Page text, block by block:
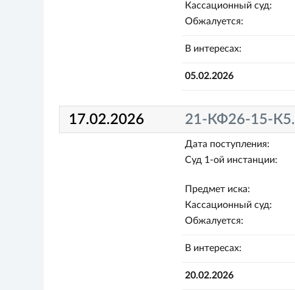
Кассационный суд:
Обжалуется:
В интересах:
05.02.2026
17.02.2026 21-КФ26-15-К5.
Дата поступления:
Суд 1-ой инстанции:
Предмет иска:
Кассационный суд:
Обжалуется:
В интересах:
20.02.2026